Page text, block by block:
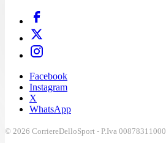
Facebook
Instagram
X
WhatsApp
© 2026 CorriereDelloSport - P.Iva 00878311000